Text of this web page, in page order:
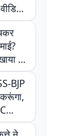
तो
हो गए
BJP
पीटा,